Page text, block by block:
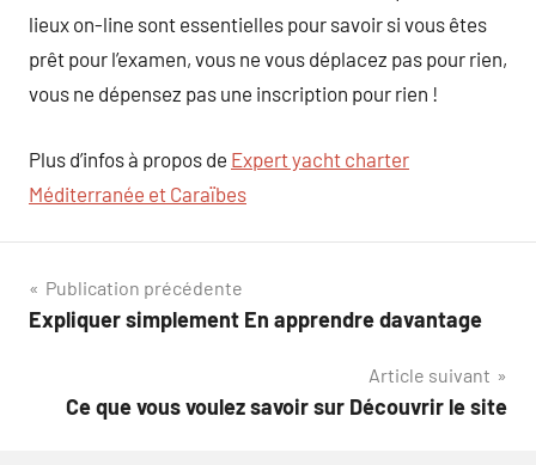
lieux on-line sont essentielles pour savoir si vous êtes
prêt pour l’examen, vous ne vous déplacez pas pour rien,
vous ne dépensez pas une inscription pour rien !
Plus d’infos à propos de Expert yacht charter
Méditerranée et Caraïbes
Navigation
de
Publication précédente
Expliquer simplement En apprendre davantage
Article suivant
Ce que vous voulez savoir sur Découvrir le site